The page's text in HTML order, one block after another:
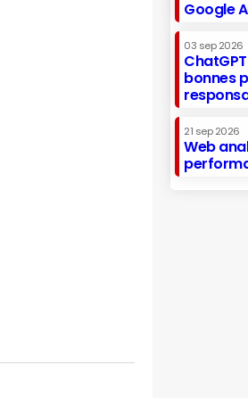
Google
03 sep 2026
bonnes
21 sep 2026
Web